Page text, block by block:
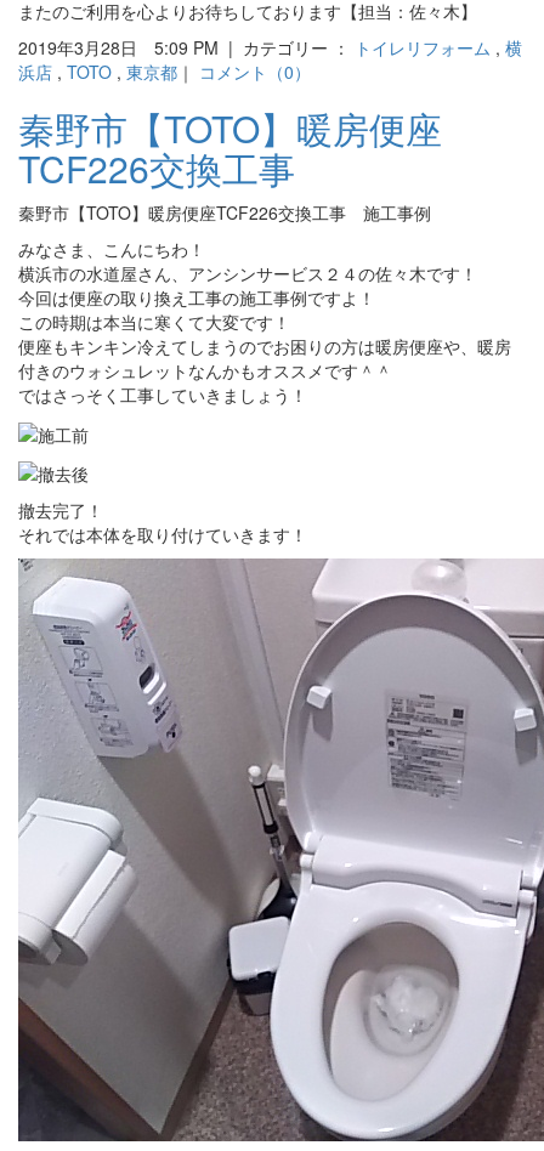
またのご利用を心よりお待ちしております【担当：佐々木】
2019年3月28日 5:09 PM | カテゴリー ：
トイレリフォーム , 横
浜店 , TOTO , 東京都 ｜ コメント（0）
秦野市【TOTO】暖房便座
TCF226交換工事
秦野市【TOTO】暖房便座TCF226交換工事 施工事例
みなさま、こんにちわ！
横浜市の水道屋さん、アンシンサービス２４の佐々木です！
今回は便座の取り換え工事の施工事例ですよ！
この時期は本当に寒くて大変です！
便座もキンキン冷えてしまうのでお困りの方は暖房便座や、暖房
付きのウォシュレットなんかもオススメです＾＾
ではさっそく工事していきましょう！
撤去完了！
それでは本体を取り付けていきます！